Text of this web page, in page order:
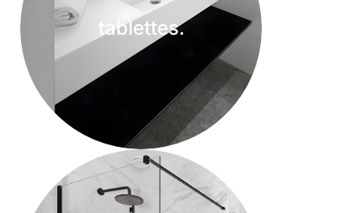
tablettes.